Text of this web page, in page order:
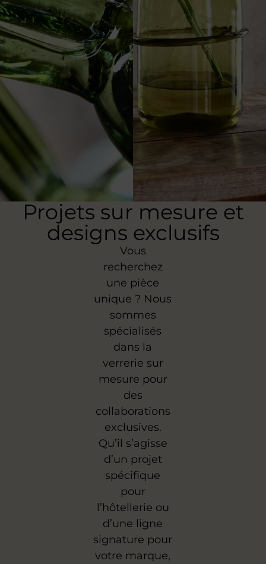
Projets sur mesure et
designs exclusifs
Vous
recherchez
une pièce
unique ? Nous
sommes
spécialisés
dans la
verrerie sur
mesure pour
des
collaborations
exclusives.
Qu’il s’agisse
d’un projet
spécifique
pour
l’hôtellerie ou
d’une ligne
signature pour
votre marque,